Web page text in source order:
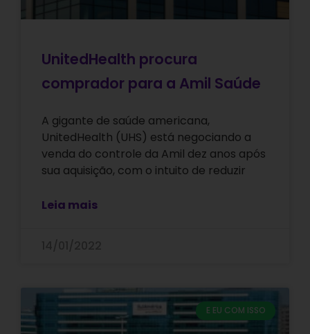
UnitedHealth procura
comprador para a Amil Saúde
A gigante de saúde americana,
UnitedHealth (UHS) está negociando a
venda do controle da Amil dez anos após
sua aquisição, com o intuito de reduzir
Leia mais
E EU COM ISSO